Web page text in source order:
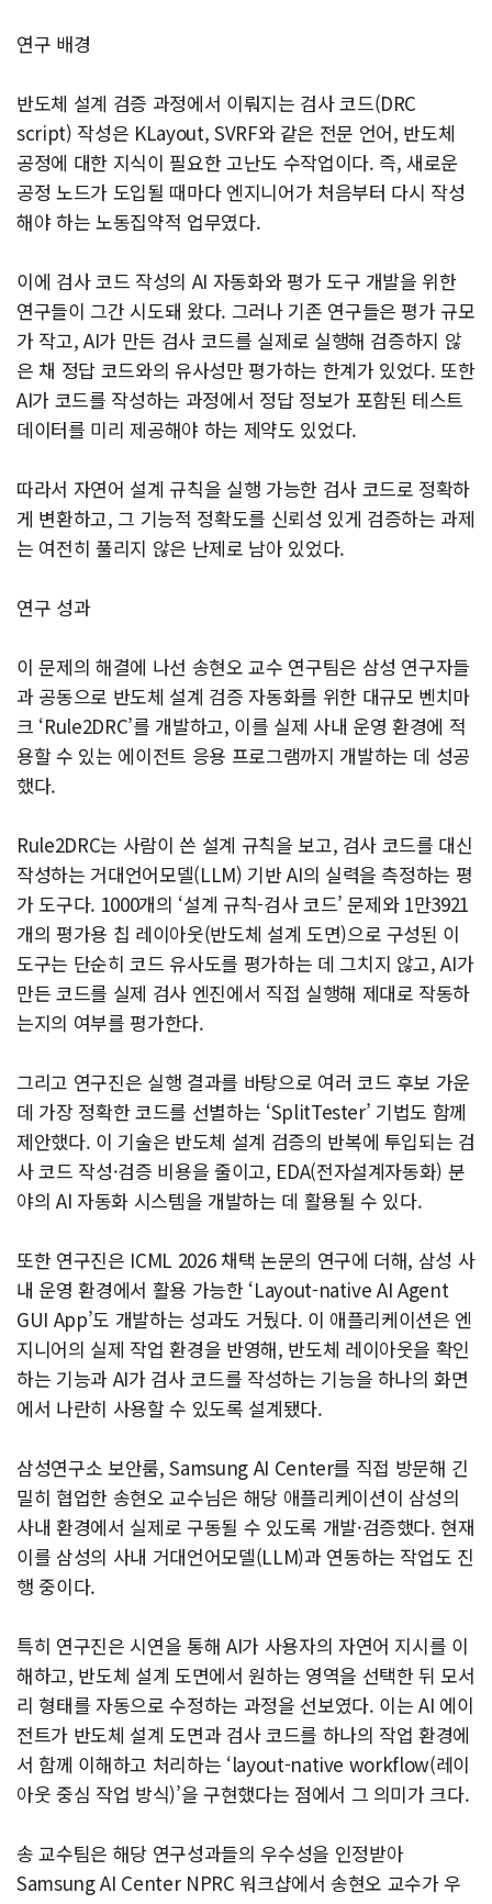
연구 배경
반도체 설계 검증 과정에서 이뤄지는 검사 코드(DRC
script) 작성은 KLayout, SVRF와 같은 전문 언어, 반도체
공정에 대한 지식이 필요한 고난도 수작업이다. 즉, 새로운
공정 노드가 도입될 때마다 엔지니어가 처음부터 다시 작성
해야 하는 노동집약적 업무였다.
이에 검사 코드 작성의 AI 자동화와 평가 도구 개발을 위한
연구들이 그간 시도돼 왔다. 그러나 기존 연구들은 평가 규모
가 작고, AI가 만든 검사 코드를 실제로 실행해 검증하지 않
은 채 정답 코드와의 유사성만 평가하는 한계가 있었다. 또한
AI가 코드를 작성하는 과정에서 정답 정보가 포함된 테스트
데이터를 미리 제공해야 하는 제약도 있었다.
따라서 자연어 설계 규칙을 실행 가능한 검사 코드로 정확하
게 변환하고, 그 기능적 정확도를 신뢰성 있게 검증하는 과제
는 여전히 풀리지 않은 난제로 남아 있었다.
연구 성과
이 문제의 해결에 나선 송현오 교수 연구팀은 삼성 연구자들
과 공동으로 반도체 설계 검증 자동화를 위한 대규모 벤치마
크 ‘Rule2DRC’를 개발하고, 이를 실제 사내 운영 환경에 적
용할 수 있는 에이전트 응용 프로그램까지 개발하는 데 성공
했다.
Rule2DRC는 사람이 쓴 설계 규칙을 보고, 검사 코드를 대신
작성하는 거대언어모델(LLM) 기반 AI의 실력을 측정하는 평
가 도구다. 1000개의 ‘설계 규칙-검사 코드’ 문제와 1만3921
개의 평가용 칩 레이아웃(반도체 설계 도면)으로 구성된 이
도구는 단순히 코드 유사도를 평가하는 데 그치지 않고, AI가
만든 코드를 실제 검사 엔진에서 직접 실행해 제대로 작동하
는지의 여부를 평가한다.
그리고 연구진은 실행 결과를 바탕으로 여러 코드 후보 가운
데 가장 정확한 코드를 선별하는 ‘SplitTester’ 기법도 함께
제안했다. 이 기술은 반도체 설계 검증의 반복에 투입되는 검
사 코드 작성·검증 비용을 줄이고, EDA(전자설계자동화) 분
야의 AI 자동화 시스템을 개발하는 데 활용될 수 있다.
또한 연구진은 ICML 2026 채택 논문의 연구에 더해, 삼성 사
내 운영 환경에서 활용 가능한 ‘Layout-native AI Agent
GUI App’도 개발하는 성과도 거뒀다. 이 애플리케이션은 엔
지니어의 실제 작업 환경을 반영해, 반도체 레이아웃을 확인
하는 기능과 AI가 검사 코드를 작성하는 기능을 하나의 화면
에서 나란히 사용할 수 있도록 설계됐다.
삼성연구소 보안룸, Samsung AI Center를 직접 방문해 긴
밀히 협업한 송현오 교수님은 해당 애플리케이션이 삼성의
사내 환경에서 실제로 구동될 수 있도록 개발·검증했다. 현재
이를 삼성의 사내 거대언어모델(LLM)과 연동하는 작업도 진
행 중이다.
특히 연구진은 시연을 통해 AI가 사용자의 자연어 지시를 이
해하고, 반도체 설계 도면에서 원하는 영역을 선택한 뒤 모서
리 형태를 자동으로 수정하는 과정을 선보였다. 이는 AI 에이
전트가 반도체 설계 도면과 검사 코드를 하나의 작업 환경에
서 함께 이해하고 처리하는 ‘layout-native workflow(레이
아웃 중심 작업 방식)’을 구현했다는 점에서 그 의미가 크다.
송 교수팀은 해당 연구성과들의 우수성을 인정받아
Samsung AI Center NPRC 워크샵에서 송현오 교수가 우